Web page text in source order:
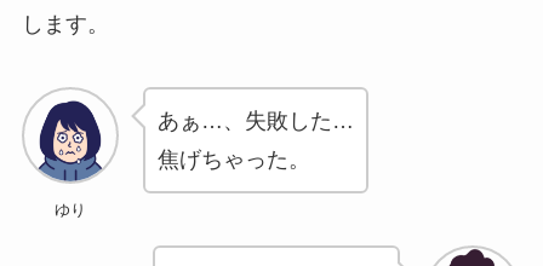
します。
ゆり
あぁ…、失敗した…
焦げちゃった。